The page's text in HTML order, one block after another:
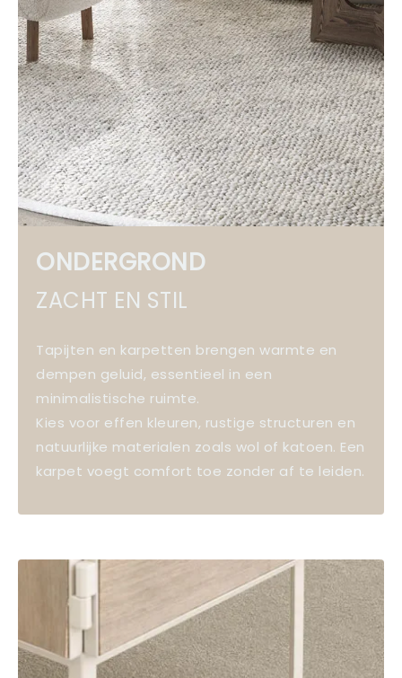
ONDERGROND
ZACHT EN STIL
Tapijten en karpetten brengen warmte en
dempen geluid, essentieel in een
minimalistische ruimte.
Kies voor effen kleuren, rustige structuren en
natuurlijke materialen zoals wol of katoen. Een
karpet voegt comfort toe zonder af te leiden.